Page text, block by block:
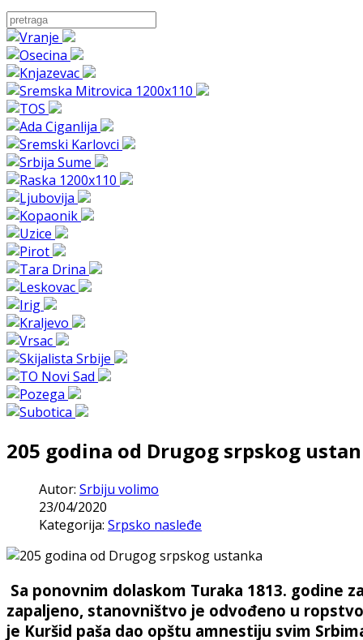
205 godina od Drugog srpskog
Autor: Srbiju volimo
23/04/2020
Kategorija: Srpsko nasleđe
Sa ponovnim dolaskom Turaka 1813. godine
zapaljeno, stanovništvo je odvođeno u
je Kuršid paša dao opštu amnestiju svim